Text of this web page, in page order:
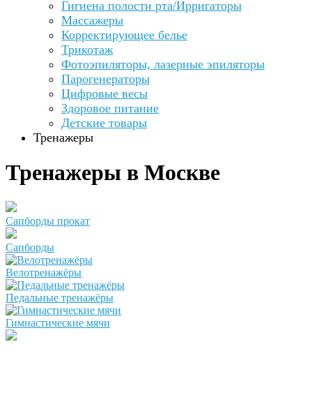
Гигиена полости рта/Ирригаторы
Массажеры
Корректирующее белье
Трикотаж
Фотоэпиляторы, лазерные эпиляторы
Парогенераторы
Цифровые весы
Здоровое питание
Детские товары
Тренажеры
Тренажеры в Москве
Сапборды прокат
Сапборды
Велотренажёры
Педальные тренажёры
Гимнастические мячи